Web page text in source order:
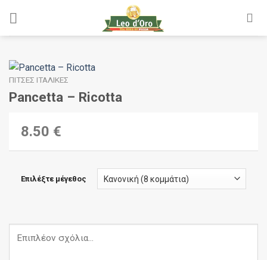
ΠΊΤΣΕΣ ΙΤΑΛΙΚΈΣ
Pancetta – Ricotta
8.50 €
Επιλέξτε μέγεθος